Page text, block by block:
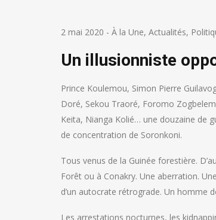
2 mai 2020 - À la Une, Actualités,
Un illusionniste
Prince Koulemou, Simon Pierre
Doré, Sekou Traoré, Foromo
Keita, Nianga Kolié… une douzaine de
de concentration de Soronkoni.
Tous venus de la Guinée forestière.
Forêt ou à Conakry. Une aberration.
d’un autocrate rétrograde. Un homme
Les arrestations nocturnes, les